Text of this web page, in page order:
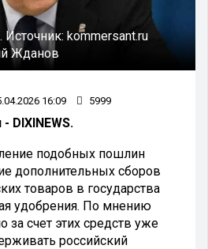
kommersant.ru
Жданов
16:09 5999
DIXINEWS.
подобных пошлин
дополнительных сборов
товаров в государства
удобрения. По мнению
счет этих средств уже
российский